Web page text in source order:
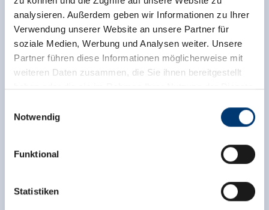
analysieren. Außerdem geben wir Informationen zu Ihrer
Verwendung unserer Website an unsere Partner für
soziale Medien, Werbung und Analysen weiter. Unsere
Partner führen diese Informationen möglicherweise mit
weiteren Daten zusammen, die Sie ihnen bereitgestellt
haben oder die sie im Rahmen Ihrer Nutzung der Dienste
Rohr 23// A-6280 Zell am Ziller
www.zillertalarena.com
Notwendig
Funktional
Statistiken